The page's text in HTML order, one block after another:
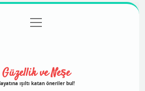
Gizlilik Politikası
menüyü
aç
Güzellik ve Neşe
ışıltı katan öneriler bul!